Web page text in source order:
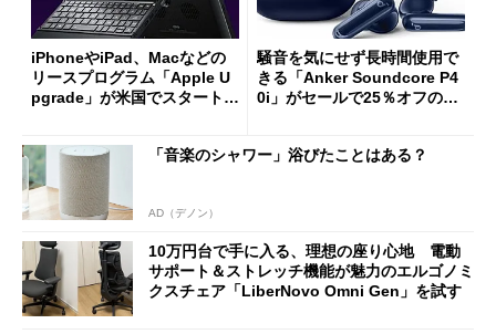
iPhoneやiPad、Macなどの
リースプログラム「Apple U
pgrade」が米国でスタート／
ut」が明...
騒音を気にせず長時間使用で
きる「Anker Soundcore P4
0i」がセールで25％オフの59
「音楽のシャワー」浴びたことはある？
AD（デノン）
10万円台で手に入る、理想の座り心地 電動
サポート＆ストレッチ機能が魅力のエルゴノミ
クスチェア「LiberNovo Omni Gen」を試す